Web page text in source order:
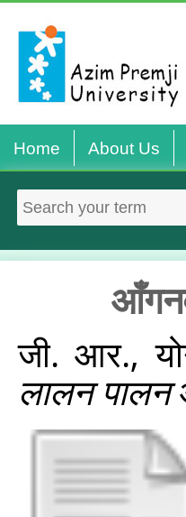
Home About Us
जी. आर.,
लालन पालन